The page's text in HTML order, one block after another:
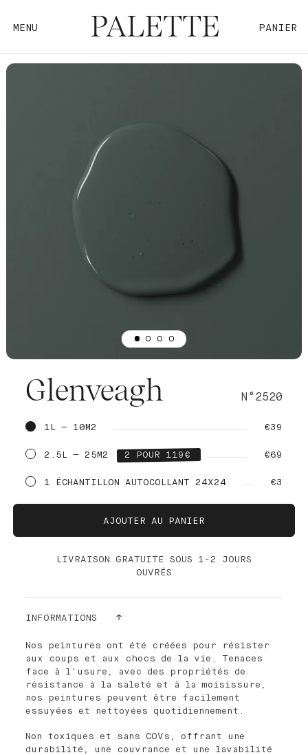
MENU PANIER
Glenveagh N°2520
1L — 10M2 €39
2.5L — 25M2 2 POUR 119€ €69
1 ÉCHANTILLON AUTOCOLLANT 24X24 €3
AJOUTER AU PANIER
LIVRAISON GRATUITE SOUS 1-2 JOURS
OUVRÉS
INFORMATIONS
Nos peintures ont été créées pour résister
aux coups et aux chocs de la vie. Tenaces
face à l'usure, avec des propriétés de
résistance à la saleté et à la moisissure,
nos peintures peuvent être facilement
essuyées et nettoyées quotidiennement.
Non toxiques et sans COVs, offrant une
durabilité, une couvrance et une lavabilité